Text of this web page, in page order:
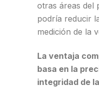
otras áreas del
podría reducir
medición de la
La ventaja
basa en la
integridad de